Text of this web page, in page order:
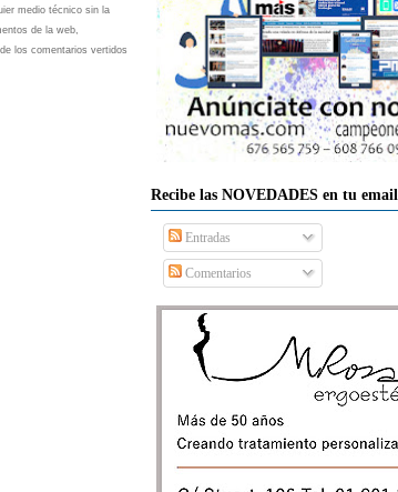
medio técnico sin la
de la web,
los comentarios vertidos
Recibe las NOVEDADES en tu email
Entradas
Comentarios